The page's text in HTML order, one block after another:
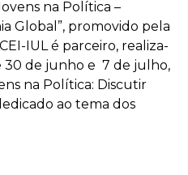
na Política –
Global”, promovido pela
IUL é parceiro, realiza-
30 de junho e 7 de julho,
na Política: Discutir
ao tema dos